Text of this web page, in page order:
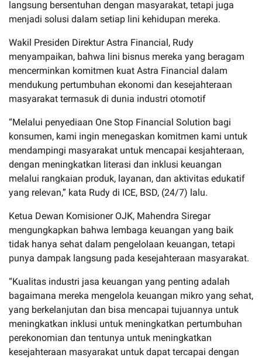
langsung bersentuhan dengan masyarakat, tetapi juga
menjadi solusi dalam setiap lini kehidupan mereka.
Wakil Presiden Direktur Astra Financial, Rudy
menyampaikan, bahwa lini bisnus mereka yang beragam
mencerminkan komitmen kuat Astra Financial dalam
mendukung pertumbuhan ekonomi dan kesejahteraan
masyarakat termasuk di dunia industri otomotif
“Melalui penyediaan One Stop Financial Solution bagi
konsumen, kami ingin menegaskan komitmen kami untuk
mendampingi masyarakat untuk mencapai kesjahteraan,
dengan meningkatkan literasi dan inklusi keuangan
melalui rangkaian produk, layanan, dan aktivitas edukatif
yang relevan,” kata Rudy di ICE, BSD, (24/7) lalu.
Ketua Dewan Komisioner OJK, Mahendra Siregar
mengungkapkan bahwa lembaga keuangan yang baik
tidak hanya sehat dalam pengelolaan keuangan, tetapi
punya dampak langsung pada kesejahteraan masyarakat.
“Kualitas industri jasa keuangan yang penting adalah
bagaimana mereka mengelola keuangan mikro yang sehat,
yang berkelanjutan dan bisa mencapai tujuannya untuk
meningkatkan inklusi untuk meningkatkan pertumbuhan
perekonomian dan tentunya untuk meningkatkan
kesejahteraan masyarakat untuk dapat tercapai dengan